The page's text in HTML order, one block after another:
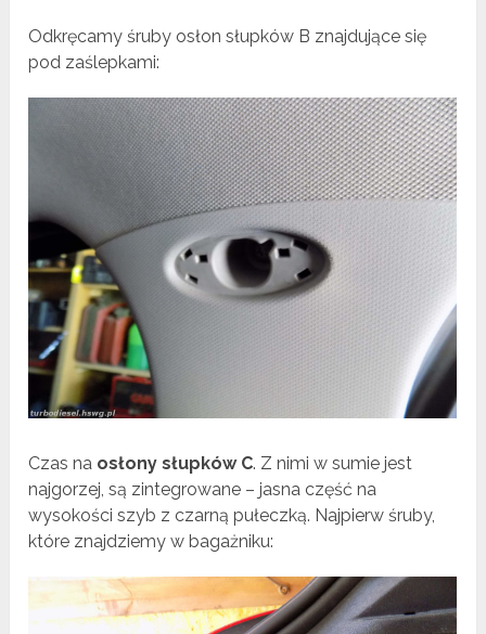
Odkręcamy śruby osłon słupków B znajdujące się
pod zaślepkami:
Czas na osłony słupków C. Z nimi w sumie jest
najgorzej, są zintegrowane – jasna część na
wysokości szyb z czarną pułeczką. Najpierw śruby,
które znajdziemy w bagażniku: